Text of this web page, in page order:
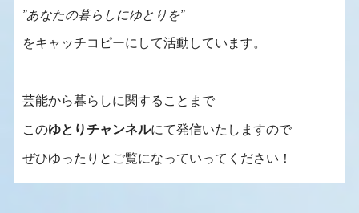
”あなたの暮らしにゆとりを”
をキャッチコピーにして活動しています。
芸能から暮らしに関することまで
このゆとりチャンネルにて発信いたしますので
ぜひゆったりとご覧になっていってください！